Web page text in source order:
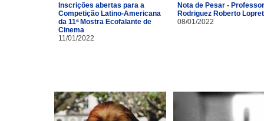
Inscrições abertas para a
Competição Latino-Americana
da 11ª Mostra Ecofalante de
Cinema
11/01/2022
Nota de Pesar -
Rodriguez Roberto
08/01/2022